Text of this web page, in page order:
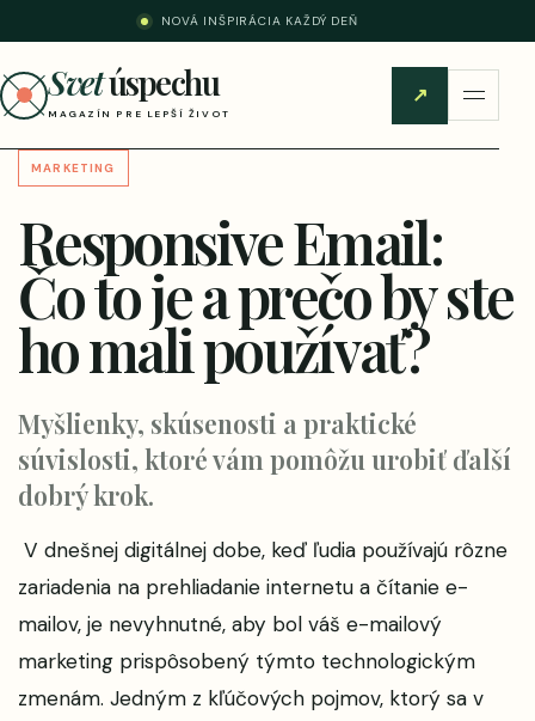
NOVÁ INŠPIRÁCIA KAŽDÝ DEŇ
Svetúspechu
MAGAZÍN PRE LEPŠÍ ŽIVOT
↗
MARKETING
Responsive Email:
Čo to je a prečo by ste
ho mali používať?
Myšlienky, skúsenosti a praktické
súvislosti, ktoré vám pomôžu urobiť ďalší
dobrý krok.
V dnešnej digitálnej dobe, keď ľudia používajú rôzne
zariadenia na prehliadanie internetu a čítanie e-
mailov, je nevyhnutné, aby bol váš e-mailový
marketing prispôsobený týmto technologickým
zmenám. Jedným z kľúčových pojmov, ktorý sa v